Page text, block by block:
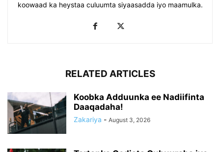
koowaad ka heystaa culuumta siyaasadda iyo maamulka.
RELATED ARTICLES
Koobka Adduunka ee Nadiifinta
Daaqadaha!
Zakariya - August 3, 2026